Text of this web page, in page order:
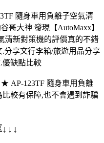
隨身車用負離子空氣清
哥大神 發現【AutoMaxx】
清新對策機的評價真的不錯
分享文行李箱/旅遊用品分享
優缺點比較
AP-123TF 隨身車用負離
較有保障,也不會遇到詐騙